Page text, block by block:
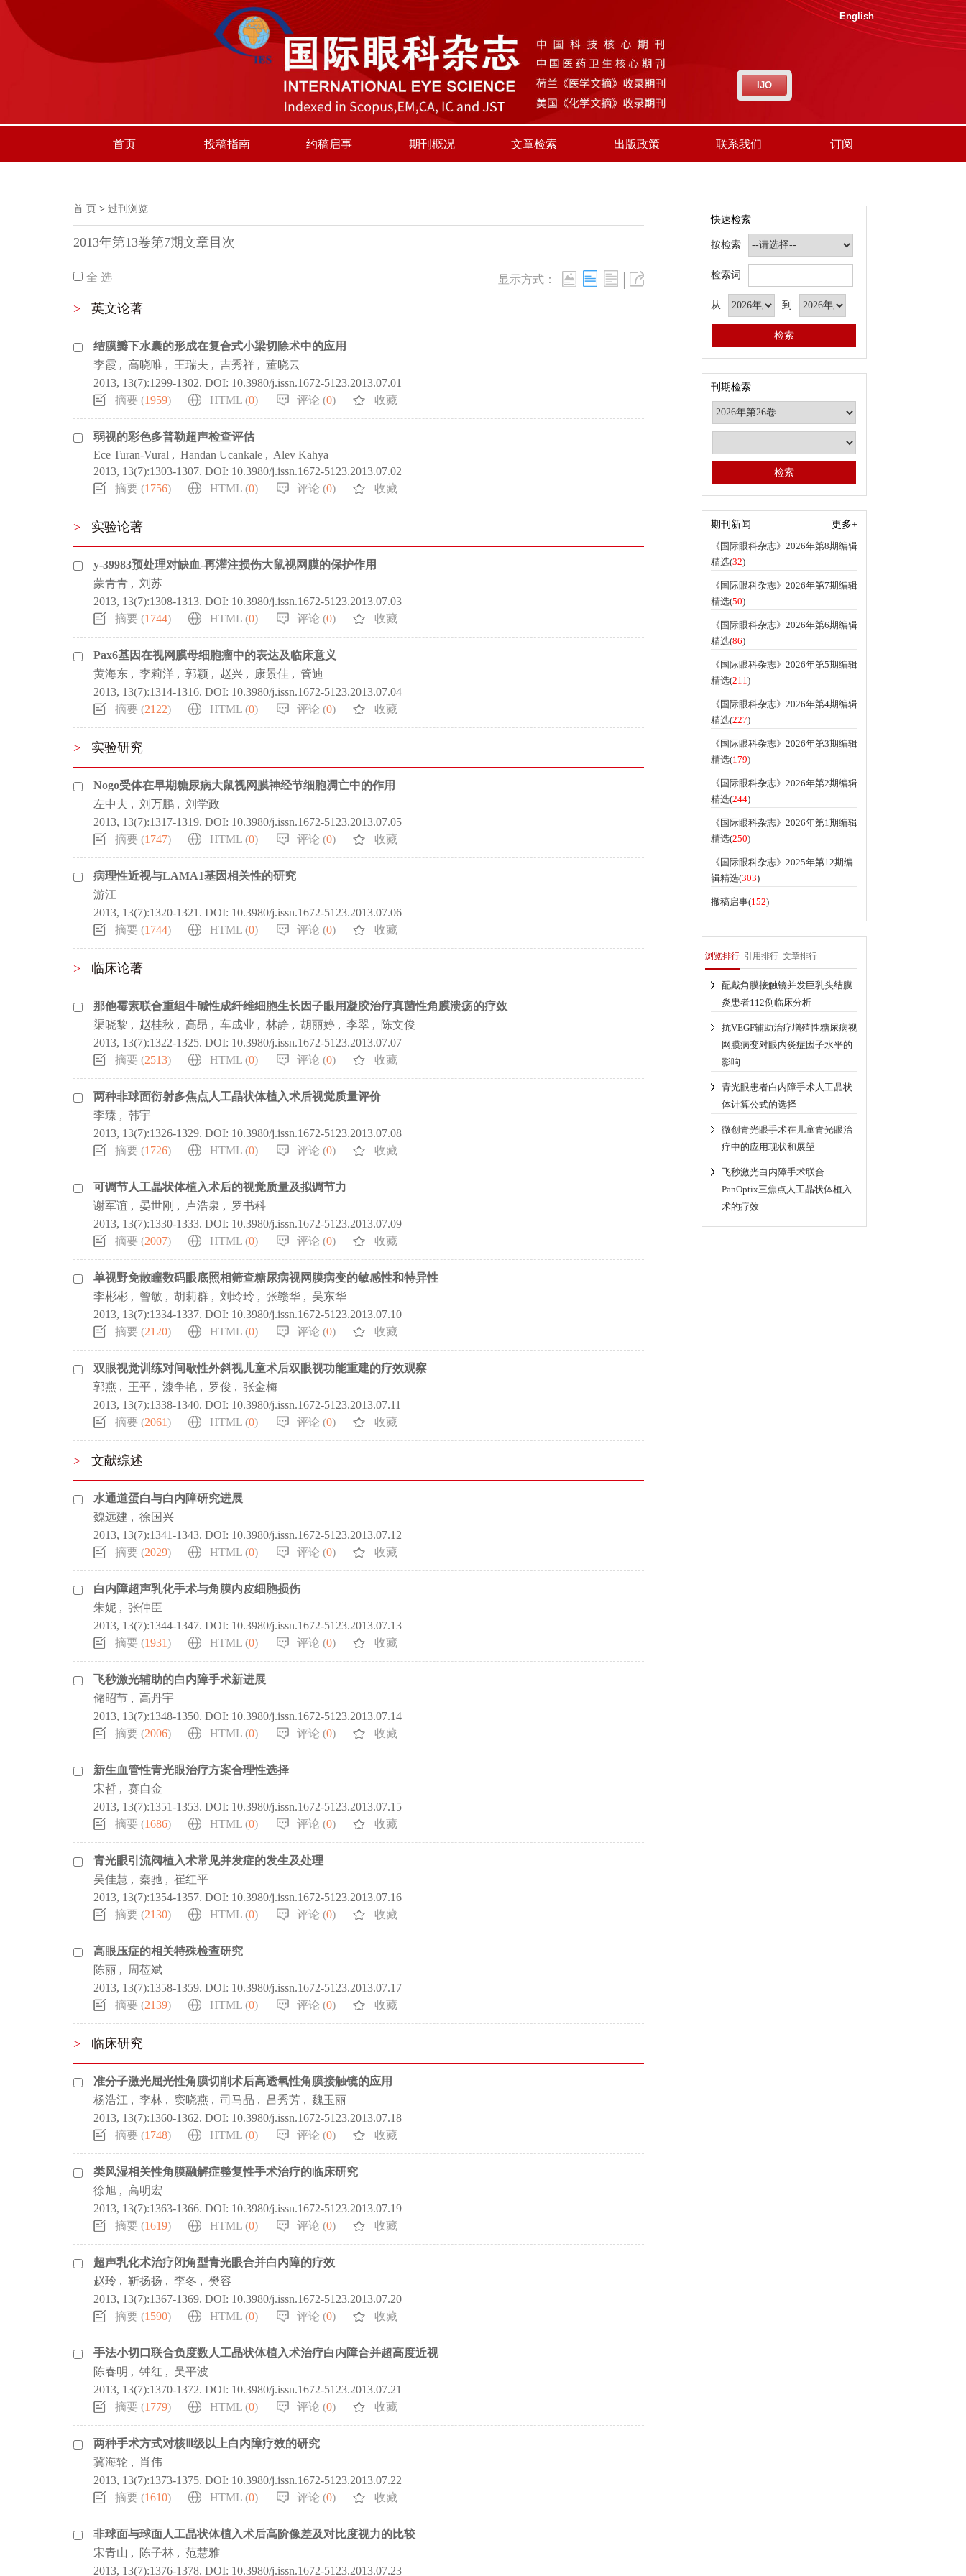
English
IJO
首页 投稿指南 约稿启事 期刊概况 文章检索 出版政策 联系我们 订阅
首 页 > 过刊浏览
2013年第13卷第7期文章目次
全 选 显示方式： |
> 英文论著
结膜瓣下水囊的形成在复合式小梁切除术中的应用
李霞 , 高晓唯 , 王瑞夫 , 吉秀祥 , 董晓云
2013, 13(7):1299-1302. DOI: 10.3980/j.issn.1672-5123.2013.07.01
摘要 (1959) HTML (0) 评论 (0) 收藏
弱视的彩色多普勒超声检查评估
Ece Turan-Vural , Handan Ucankale , Alev Kahya
2013, 13(7):1303-1307. DOI: 10.3980/j.issn.1672-5123.2013.07.02
摘要 (1756) HTML (0) 评论 (0) 收藏
> 实验论著
y-39983预处理对缺血-再灌注损伤大鼠视网膜的保护作用
蒙青青 , 刘苏
2013, 13(7):1308-1313. DOI: 10.3980/j.issn.1672-5123.2013.07.03
摘要 (1744) HTML (0) 评论 (0) 收藏
Pax6基因在视网膜母细胞瘤中的表达及临床意义
黄海东 , 李莉洋 , 郭颖 , 赵兴 , 康景佳 , 管迪
2013, 13(7):1314-1316. DOI: 10.3980/j.issn.1672-5123.2013.07.04
摘要 (2122) HTML (0) 评论 (0) 收藏
> 实验研究
Nogo受体在早期糖尿病大鼠视网膜神经节细胞凋亡中的作用
左中夫 , 刘万鹏 , 刘学政
2013, 13(7):1317-1319. DOI: 10.3980/j.issn.1672-5123.2013.07.05
摘要 (1747) HTML (0) 评论 (0) 收藏
病理性近视与LAMA1基因相关性的研究
游江
2013, 13(7):1320-1321. DOI: 10.3980/j.issn.1672-5123.2013.07.06
摘要 (1744) HTML (0) 评论 (0) 收藏
> 临床论著
那他霉素联合重组牛碱性成纤维细胞生长因子眼用凝胶治疗真菌性角膜溃疡的疗效
渠晓黎 , 赵桂秋 , 高昂 , 车成业 , 林静 , 胡丽婷 , 李翠 ,
陈文俊
2013, 13(7):1322-1325. DOI: 10.3980/j.issn.1672-5123.2013.07.07
摘要 (2513) HTML (0) 评论 (0) 收藏
两种非球面衍射多焦点人工晶状体植入术后视觉质量评价
李臻 , 韩宇
2013, 13(7):1326-1329. DOI: 10.3980/j.issn.1672-5123.2013.07.08
摘要 (1726) HTML (0) 评论 (0) 收藏
可调节人工晶状体植入术后的视觉质量及拟调节力
谢军谊 , 晏世刚 , 卢浩泉 , 罗书科
2013, 13(7):1330-1333. DOI: 10.3980/j.issn.1672-5123.2013.07.09
摘要 (2007) HTML (0) 评论 (0) 收藏
单视野免散瞳数码眼底照相筛查糖尿病视网膜病变的敏感性和特异性
李彬彬 , 曾敏 , 胡莉群 , 刘玲玲 , 张赣华 , 吴东华
2013, 13(7):1334-1337. DOI: 10.3980/j.issn.1672-5123.2013.07.10
摘要 (2120) HTML (0) 评论 (0) 收藏
双眼视觉训练对间歇性外斜视儿童术后双眼视功能重建的疗效观察
郭燕 , 王平 , 漆争艳 , 罗俊 , 张金梅
2013, 13(7):1338-1340. DOI: 10.3980/j.issn.1672-5123.2013.07.11
摘要 (2061) HTML (0) 评论 (0) 收藏
> 文献综述
水通道蛋白与白内障研究进展
魏远建 , 徐国兴
2013, 13(7):1341-1343. DOI: 10.3980/j.issn.1672-5123.2013.07.12
摘要 (2029) HTML (0) 评论 (0) 收藏
白内障超声乳化手术与角膜内皮细胞损伤
朱妮 , 张仲臣
2013, 13(7):1344-1347. DOI: 10.3980/j.issn.1672-5123.2013.07.13
摘要 (1931) HTML (0) 评论 (0) 收藏
飞秒激光辅助的白内障手术新进展
储昭节 , 高丹宇
2013, 13(7):1348-1350. DOI: 10.3980/j.issn.1672-5123.2013.07.14
摘要 (2006) HTML (0) 评论 (0) 收藏
新生血管性青光眼治疗方案合理性选择
宋哲 , 赛自金
2013, 13(7):1351-1353. DOI: 10.3980/j.issn.1672-5123.2013.07.15
摘要 (1686) HTML (0) 评论 (0) 收藏
青光眼引流阀植入术常见并发症的发生及处理
吴佳慧 , 秦驰 , 崔红平
2013, 13(7):1354-1357. DOI: 10.3980/j.issn.1672-5123.2013.07.16
摘要 (2130) HTML (0) 评论 (0) 收藏
高眼压症的相关特殊检查研究
陈丽 ,
周莅斌
2013, 13(7):1358-1359. DOI: 10.3980/j.issn.1672-5123.2013.07.17
摘要 (2139) HTML (0) 评论 (0) 收藏
> 临床研究
准分子激光屈光性角膜切削术后高透氧性角膜接触镜的应用
杨浩江 , 李林 , 窦晓燕 , 司马晶 , 吕秀芳 , 魏玉丽
2013, 13(7):1360-1362. DOI: 10.3980/j.issn.1672-5123.2013.07.18
摘要 (1748) HTML (0) 评论 (0) 收藏
类风湿相关性角膜融解症整复性手术治疗的临床研究
徐旭 , 高明宏
2013, 13(7):1363-1366. DOI: 10.3980/j.issn.1672-5123.2013.07.19
摘要 (1619) HTML (0) 评论 (0) 收藏
超声乳化术治疗闭角型青光眼合并白内障的疗效
赵玲 , 靳扬扬 , 李冬 , 樊容
2013, 13(7):1367-1369. DOI: 10.3980/j.issn.1672-5123.2013.07.20
摘要 (1590) HTML (0) 评论 (0) 收藏
手法小切口联合负度数人工晶状体植入术治疗白内障合并超高度近视
陈春明 , 钟红 , 吴平波
2013, 13(7):1370-1372. DOI: 10.3980/j.issn.1672-5123.2013.07.21
摘要 (1779) HTML (0) 评论 (0) 收藏
两种手术方式对核Ⅲ级以上白内障疗效的研究
冀海轮 ,
肖伟
2013, 13(7):1373-1375. DOI: 10.3980/j.issn.1672-5123.2013.07.22
摘要 (1610) HTML (0) 评论 (0) 收藏
非球面与球面人工晶状体植入术后高阶像差及对比度视力的比较
宋青山 , 陈子林 , 范慧雅
2013, 13(7):1376-1378. DOI: 10.3980/j.issn.1672-5123.2013.07.23
快速检索
按检索
检索词
从 到
刊期检索
期刊新闻
更多+
《国际眼科杂志》2026年第8期编辑
精选(32)
《国际眼科杂志》2026年第7期编辑
精选(50)
《国际眼科杂志》2026年第6期编辑
精选(86)
《国际眼科杂志》2026年第5期编辑
精选(211)
《国际眼科杂志》2026年第4期编辑
精选(227)
《国际眼科杂志》2026年第3期编辑
精选(179)
《国际眼科杂志》2026年第2期编辑
精选(244)
《国际眼科杂志》2026年第1期编辑
精选(250)
《国际眼科杂志》2025年第12期编
辑精选(303)
撤稿启事(152)
浏览排行 引用排行 文章排行
配戴角膜接触镜并发巨乳头结膜
炎患者112例临床分析
抗VEGF辅助治疗增殖性糖尿病视
网膜病变对眼内炎症因子水平的
影响
青光眼患者白内障手术人工晶状
体计算公式的选择
微创青光眼手术在儿童青光眼治
疗中的应用现状和展望
飞秒激光白内障手术联合
PanOptix三焦点人工晶状体植入
术的疗效